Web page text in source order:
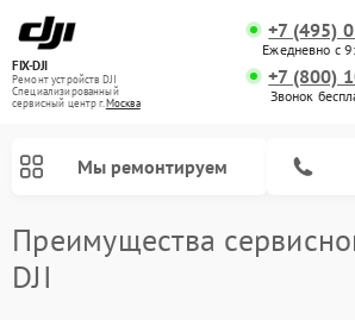
FIX-DJI
Ремонт устройств DJI
Специализированный
cервисный центр г.Москва
+7 (495)
Ежедневно с
+7 (800)
Звонок
Мы ремонтируем
Преимущества
DJI